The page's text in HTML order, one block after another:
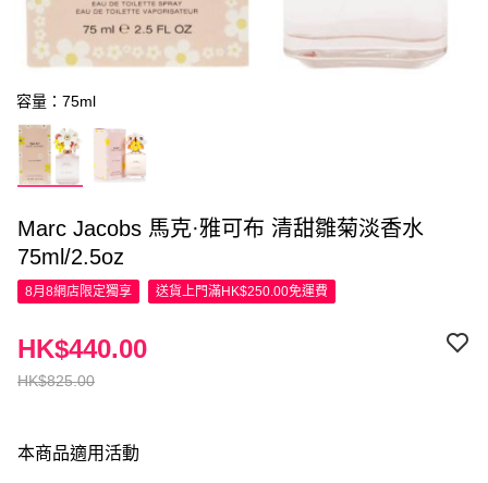
容量：75ml
Marc Jacobs 馬克·雅可布 清甜雛菊淡香水
75ml/2.5oz
8月8網店限定獨享 送貨上門滿HK$250.00免運費
HK$825.00
HK$440.00
本商品適用活動